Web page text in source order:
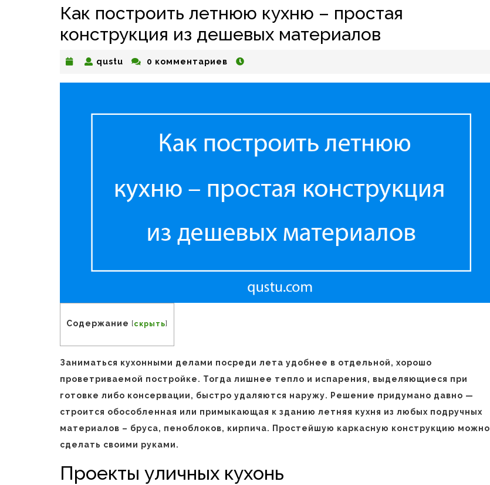
Как построить летнюю кухню – простая
конструкция из дешевых материалов
qustu qustu0 комментариев
Содержание [скрыть]
Заниматься кухонными делами посреди лета удобнее в отдельной, хорошо
проветриваемой постройке. Тогда лишнее тепло и испарения, выделяющиеся при
готовке либо консервации, быстро удаляются наружу. Решение придумано давно —
строится обособленная или примыкающая к зданию летняя кухня из любых подручных
материалов – бруса, пеноблоков, кирпича. Простейшую каркасную конструкцию можно
сделать своими руками.
Проекты уличных кухонь